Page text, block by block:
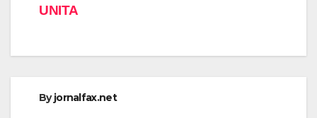
UNITA
Byjornalfax.net